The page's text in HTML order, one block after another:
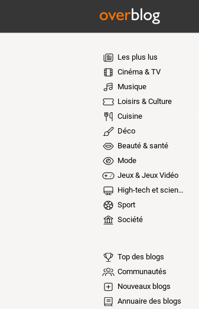
Les plus lus
Cinéma & TV
Musique
Loisirs & Culture
Cuisine
Déco
Beauté & santé
Mode
Jeux & Jeux Vidéo
High-tech et sciences
Sport
Société
Top des blogs
Communautés
Nouveaux blogs
Annuaire des blogs